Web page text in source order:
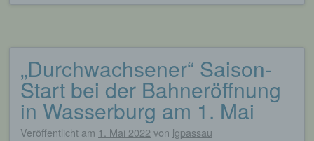
„Durchwachsener“ Saison-
Start bei der Bahneröffnung
in Wasserburg am 1. Mai
Veröffentlicht am 1. Mai 2022 von lgpassau
Der für die Verarbeitung Verantwortliche erteilt
jeder betroffenen Person jederzeit auf Anfrage
Auskunft darüber, welche personenbezogenen
Daten über die betroffene Person gespeichert sind.
Ferner berichtigt oder löscht der für die
Verarbeitung Verantwortliche personenbezogene